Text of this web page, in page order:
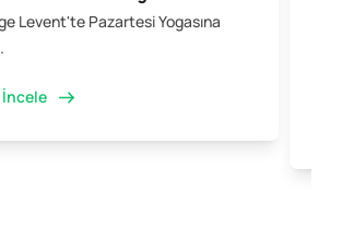
Levent'te Pazartesi Yogasına
İncele